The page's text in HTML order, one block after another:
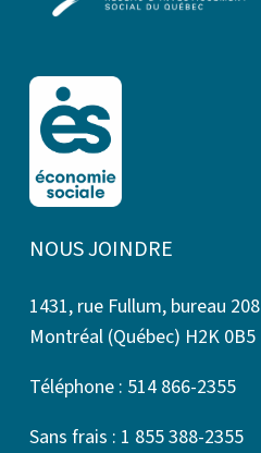
NOUS JOINDRE
1431, rue Fullum, bureau 208
Montréal (Québec) H2K 0B5
Téléphone : 514 866-2355
Sans frais : 1 855 388-2355